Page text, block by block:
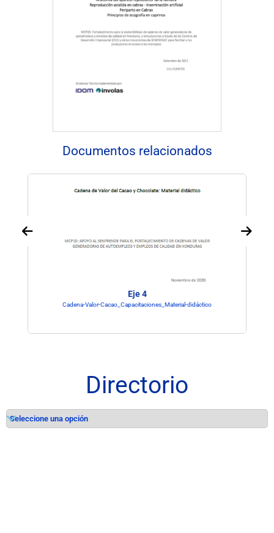
Documentos relacionados
Eje 4
Cadena-Valor-Cacao_Capacitaciones_Material-didáctico
Directorio